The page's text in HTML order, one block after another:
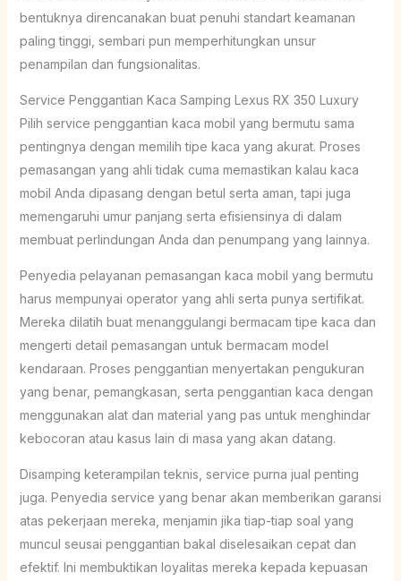
bentuknya direncanakan buat penuhi standart keamanan
paling tinggi, sembari pun memperhitungkan unsur
penampilan dan fungsionalitas.
Service Penggantian Kaca Samping Lexus RX 350 Luxury
Pilih service penggantian kaca mobil yang bermutu sama
pentingnya dengan memilih tipe kaca yang akurat. Proses
pemasangan yang ahli tidak cuma memastikan kalau kaca
mobil Anda dipasang dengan betul serta aman, tapi juga
memengaruhi umur panjang serta efisiensinya di dalam
membuat perlindungan Anda dan penumpang yang lainnya.
Penyedia pelayanan pemasangan kaca mobil yang bermutu
harus mempunyai operator yang ahli serta punya sertifikat.
Mereka dilatih buat menanggulangi bermacam tipe kaca dan
mengerti detail pemasangan untuk bermacam model
kendaraan. Proses penggantian menyertakan pengukuran
yang benar, pemangkasan, serta penggantian kaca dengan
menggunakan alat dan material yang pas untuk menghindar
kebocoran atau kasus lain di masa yang akan datang.
Disamping keterampilan teknis, service purna jual penting
juga. Penyedia service yang benar akan memberikan garansi
atas pekerjaan mereka, menjamin jika tiap-tiap soal yang
muncul seusai penggantian bakal diselesaikan cepat dan
efektif. Ini membuktikan loyalitas mereka kepada kepuasan